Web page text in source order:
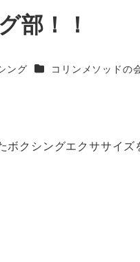
部！！
ング カテゴリー
コリンメソッドの
クシングエクササイズ